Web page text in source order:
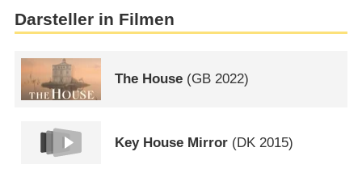
Darsteller in Filmen
The House (GB 2022)
Key House Mirror (DK 2015)